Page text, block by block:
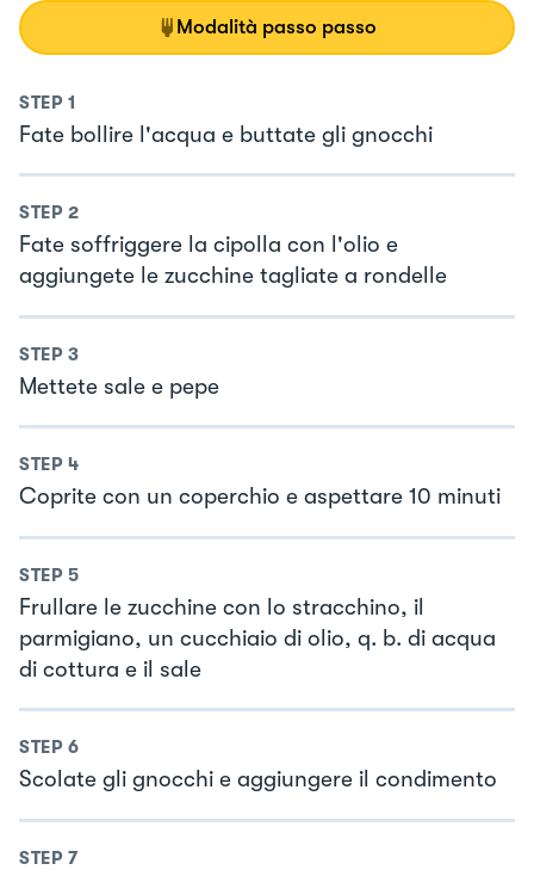
Modalità passo passo
STEP 1
Fate bollire l'acqua e buttate gli gnocchi
STEP 2
Fate soffriggere la cipolla con l'olio e
aggiungete le zucchine tagliate a rondelle
STEP 3
Mettete sale e pepe
STEP 4
Coprite con un coperchio e aspettare 10 minuti
STEP 5
Frullare le zucchine con lo stracchino, il
parmigiano, un cucchiaio di olio, q. b. di acqua
di cottura e il sale
STEP 6
Scolate gli gnocchi e aggiungere il condimento
STEP 7